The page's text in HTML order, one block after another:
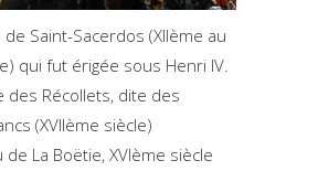
Saint-Sacerdos (XIIème au
qui fut érigée sous Henri IV.
des Récollets, dite des
(XVIIème siècle)
de La Boëtie, XVIème siècle